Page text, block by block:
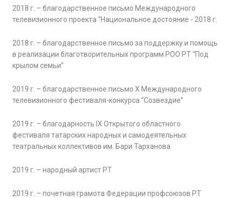
2018 г. – благодарственное письмо Международного
телевизионного проекта “Национальное достояние - 2018 г.
2018 г. – благодарственное письмо за поддержку и помощь
в реализации благотворительных программ РОО РТ “Под
крылом семьи”
2019 г. – благодарственное письмо Х Международного
телевизионного фестиваля-конкурса “Созвездие”
2019 г. – благодарность IX Открытого областного
фестиваля татарских народных и самодеятельных
театральных коллективов им. Бари Тарханова
2019 г. – народный артист РТ
2019 г. – почетная грамота Федерации профсоюзов РТ